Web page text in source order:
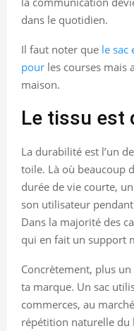
dans le quotidien.
Il faut noter que le sac
pour les courses mais
maison.
Le tissu est
La durabilité est l’un
toile. Là où beaucoup
durée de vie courte,
son utilisateur
Dans la majorité des
qui en fait un support
Concrètement, plus
ta marque. Un sac
commerces, au
répétition naturelle du